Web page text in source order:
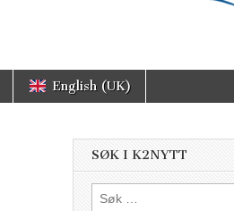
English (UK)
SØK I K2NYTT
Søk